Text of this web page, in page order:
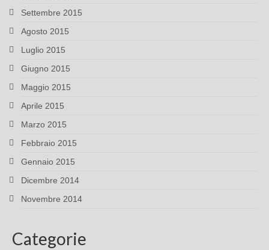
Settembre 2015
Agosto 2015
Luglio 2015
Giugno 2015
Maggio 2015
Aprile 2015
Marzo 2015
Febbraio 2015
Gennaio 2015
Dicembre 2014
Novembre 2014
Categorie